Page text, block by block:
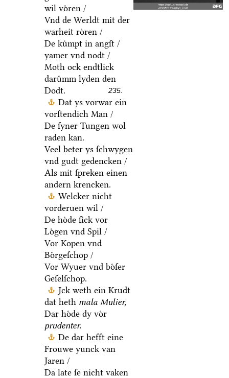
wil voͤren /
Vnd de Werldt mit der
warheit roͤren /
De kuͤmpt in angſt /
yamer vnd nodt /
Moth ock endtlick
daruͤmm lyden den
Dodt.
235.
Dat ys vorwar ein
vorſtendich Man /
De ſyner Tungen wol
raden kan.
Veel beter ys ſchwygen
vnd gudt gedencken /
Als mit ſpreken einen
andern krencken.
Welcker nicht
vorderuen wil /
De hoͤde ſick vor
Loͤgen vnd Spil /
Vor Kopen vnd
Boͤrgeſchop /
Vor Wyuer vnd boͤſer
Geſelſchop.
Jck weth ein Krudt
dat heth mala Mulier,
Dar hoͤde dy voͤr
prudenter.
De dar hefft eine
Frouwe yunck van
Jaren /
Da late ſe nicht vaken